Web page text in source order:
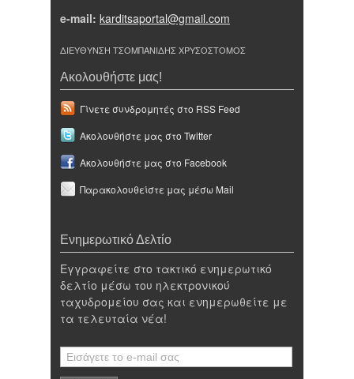
e-mail: karditsaportal@gmail.com
ΔΙΕΥΘΥΝΣΗ ΤΣΟΜΠΑΝΙΔΗΣ ΧΡΥΣΟΣΤΟΜΟΣ
Ακολουθήστε μας!
Γίνετε συνδρομητές στο RSS Feed
Ακολουθήστε μας στο Twitter
Ακολουθήστε μας στο Facebook
Παρακολουθείστε μας μέσω Mail
Ενημερωτικό Δελτίο
Εγγραφείτε στο τακτικό ενημερωτικό
δελτίο μέσω του ηλεκτρονικού
ταχυδρομείου σας και ενημερωθείτε με
τα τελευταία νέα!